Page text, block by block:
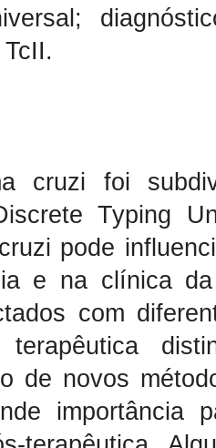
cruzi foi
Typing
pode
e na clínica
com
terapêutica
de novos
importância